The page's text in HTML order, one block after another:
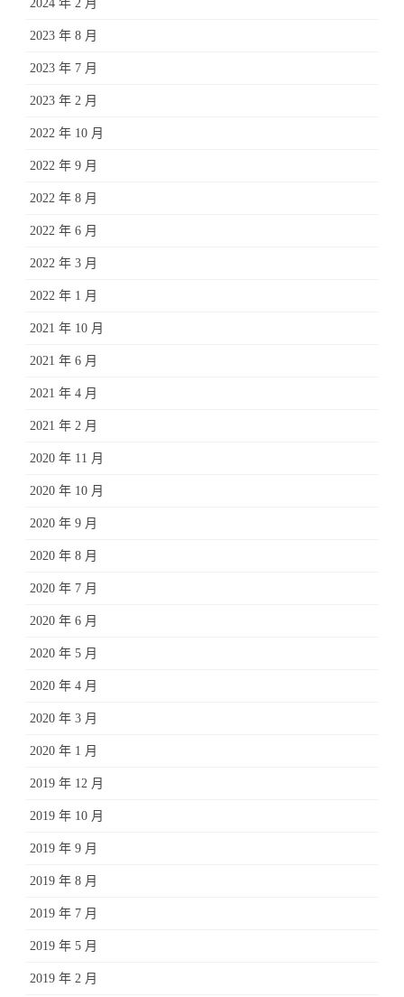
2024 年 2 月
2023 年 8 月
2023 年 7 月
2023 年 2 月
2022 年 10 月
2022 年 9 月
2022 年 8 月
2022 年 6 月
2022 年 3 月
2022 年 1 月
2021 年 10 月
2021 年 6 月
2021 年 4 月
2021 年 2 月
2020 年 11 月
2020 年 10 月
2020 年 9 月
2020 年 8 月
2020 年 7 月
2020 年 6 月
2020 年 5 月
2020 年 4 月
2020 年 3 月
2020 年 1 月
2019 年 12 月
2019 年 10 月
2019 年 9 月
2019 年 8 月
2019 年 7 月
2019 年 5 月
2019 年 2 月